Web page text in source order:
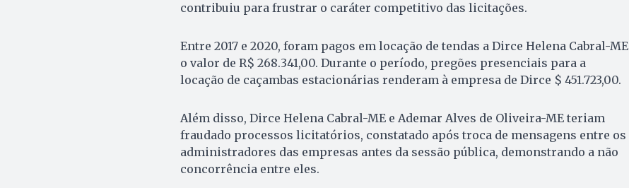
contribuiu para frustrar o caráter competitivo das licitações.
Entre 2017 e 2020, foram pagos em locação de tendas a Dirce Helena Cabral-ME
o valor de R$ 268.341,00. Durante o período, pregões presenciais para a
locação de caçambas estacionárias renderam à empresa de Dirce $ 451.723,00.
Além disso, Dirce Helena Cabral-ME e Ademar Alves de Oliveira-ME teriam
fraudado processos licitatórios, constatado após troca de mensagens entre os
administradores das empresas antes da sessão pública, demonstrando a não
concorrência entre eles.